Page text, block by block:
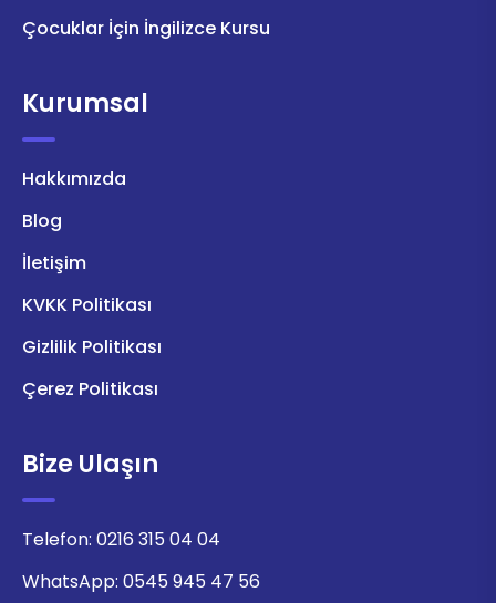
Çocuklar İçin İngilizce Kursu
Kurumsal
Hakkımızda
Blog
İletişim
KVKK Politikası
Gizlilik Politikası
Çerez Politikası
Bize Ulaşın
Telefon: 0216 315 04 04
WhatsApp: 0545 945 47 56